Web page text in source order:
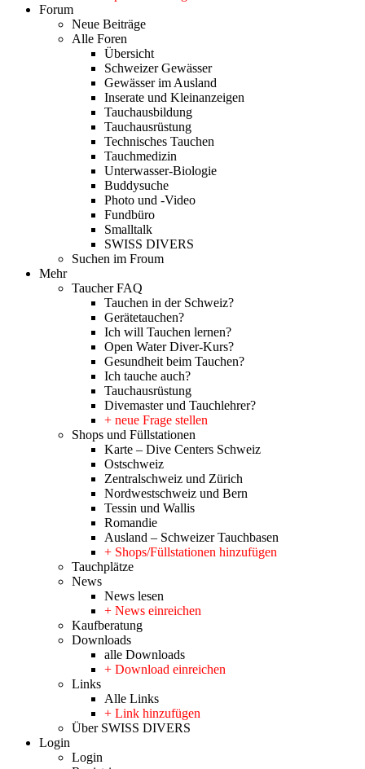
Forum
Neue Beiträge
Alle Foren
Übersicht
Schweizer Gewässer
Gewässer im Ausland
Inserate und Kleinanzeigen
Tauchausbildung
Tauchausrüstung
Technisches Tauchen
Tauchmedizin
Unterwasser-Biologie
Buddysuche
Photo und -Video
Fundbüro
Smalltalk
SWISS DIVERS
Suchen im Froum
Mehr
Taucher FAQ
Tauchen in der Schweiz?
Gerätetauchen?
Ich will Tauchen lernen?
Open Water Diver-Kurs?
Gesundheit beim Tauchen?
Ich tauche auch?
Tauchausrüstung
Divemaster und Tauchlehrer?
+ neue Frage stellen
Shops und Füllstationen
Karte – Dive Centers Schweiz
Ostschweiz
Zentralschweiz und Zürich
Nordwestschweiz und Bern
Tessin und Wallis
Romandie
Ausland – Schweizer Tauchbasen
+ Shops/Füllstationen hinzufügen
Tauchplätze
News
News lesen
+ News einreichen
Kaufberatung
Downloads
alle Downloads
+ Download einreichen
Links
Alle Links
+ Link hinzufügen
Über SWISS DIVERS
Login
Login